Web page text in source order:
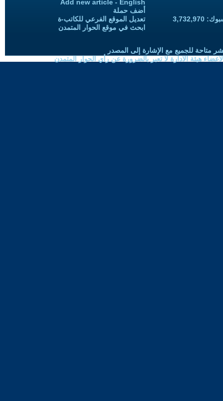
Add new article - English
أضف حملة
تعديل الموقع الفرعي للكاتب-ة
ابحث في موقع الحوار المتمدن
متاحة للجميع مع الإشارة إلى المصدر
هيئة الادارة لا تعبر بالضرورة عن رأي الحوار المتمدن